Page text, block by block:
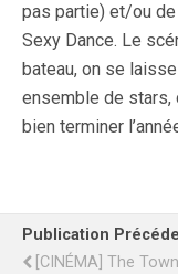
pas partie) et/ou
Sexy Dance. Le
bateau, on se
ensemble de
bien terminer
Publication
[CINÉMA] The Town